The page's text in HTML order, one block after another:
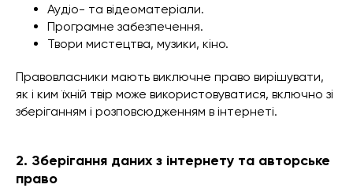
Аудіо- та відеоматеріали.
Програмне забезпечення.
Твори мистецтва, музики, кіно.
Правовласники мають виключне право вирішувати,
як і ким їхній твір може використовуватися, включно зі
зберіганням і розповсюдженням в інтернеті.
2. Зберігання даних з інтернету та авторське
право